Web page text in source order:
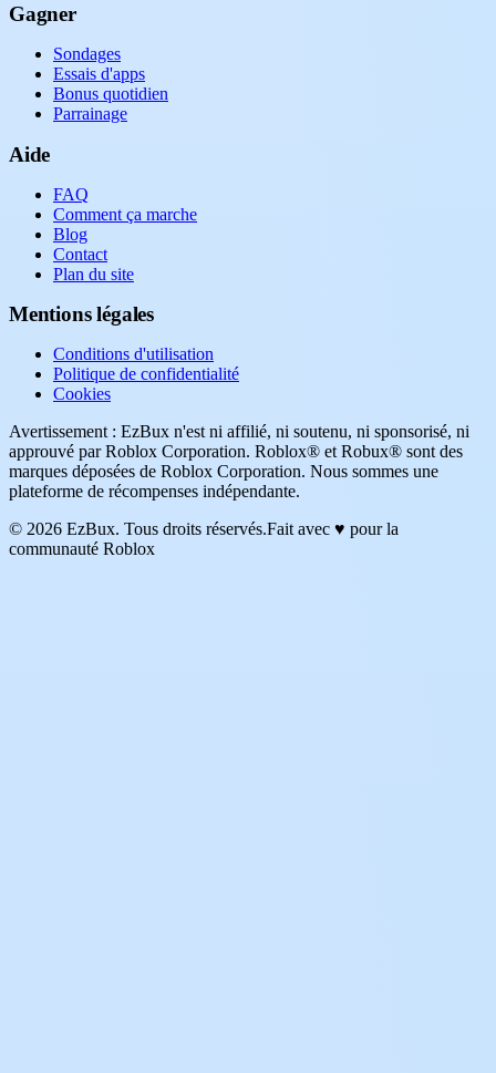
Gagner
Sondages
Essais d'apps
Bonus quotidien
Parrainage
Aide
FAQ
Comment ça marche
Blog
Contact
Plan du site
Mentions légales
Conditions d'utilisation
Politique de confidentialité
Cookies
Avertissement : EzBux n'est ni affilié, ni soutenu, ni sponsorisé, ni
approuvé par Roblox Corporation. Roblox® et Robux® sont des
marques déposées de Roblox Corporation. Nous sommes une
plateforme de récompenses indépendante.
© 2026 EzBux. Tous droits réservés.Fait avec ♥ pour la
communauté Roblox